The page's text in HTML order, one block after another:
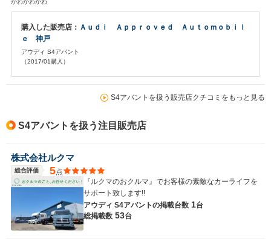
かわかわかわ
購入した販売店： Ａｕｄｉ Ａｐｐｒｏｖｅｄ Ａｕｔｏｍｏｂｉｌ
ｅ 神戸
アウディ S4アバント
（2017/01購入）
S4アバントを扱う販売店クチコミをもっと見る
S4アバントを扱う注目販売店
株式会社ルクマ
総合評価 5点
『ルクマのおクルマ』でお客様の素敵なカーライフを
サポート致します!!
アウディ S4アバントの掲載台数 1台
総掲載数 53台